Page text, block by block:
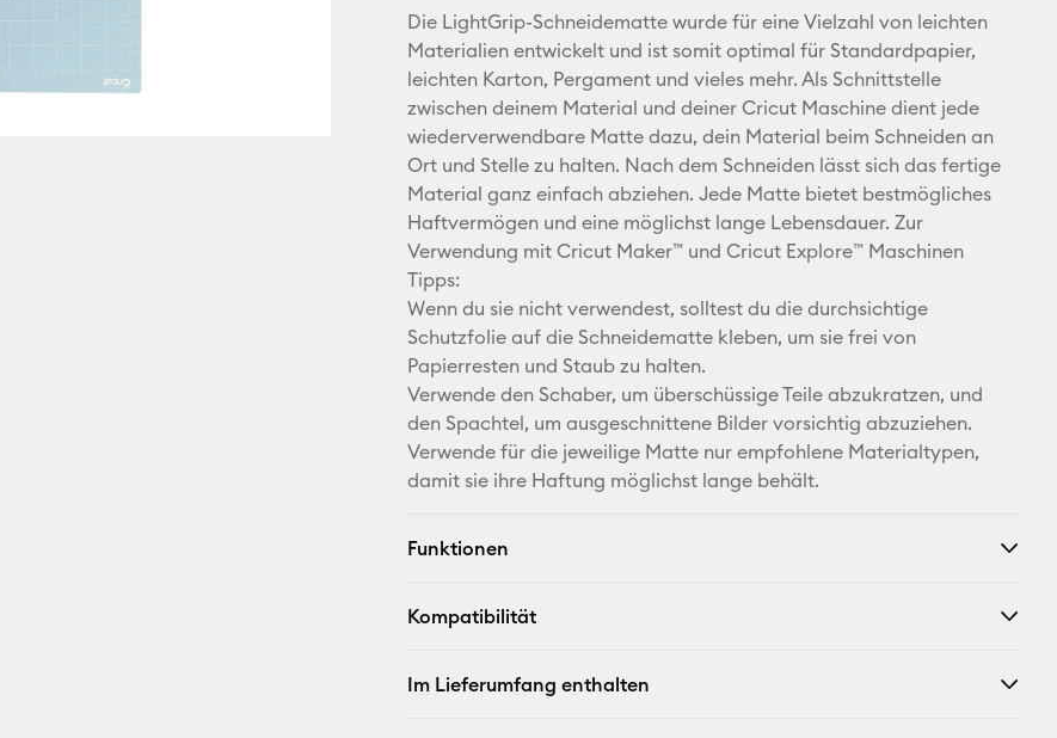
E-Mail-
Adresse
Pinterest
Facebook
X
Die LightGrip-Schneidematte wurde für eine Vielzahl von leichten
Materialien entwickelt und ist somit optimal für Standardpapier,
leichten Karton, Pergament und vieles mehr. Als Schnittstelle
zwischen deinem Material und deiner Cricut Maschine dient jede
wiederverwendbare Matte dazu, dein Material beim Schneiden an
Ort und Stelle zu halten. Nach dem Schneiden lässt sich das fertige
Material ganz einfach abziehen. Jede Matte bietet bestmögliches
Haftvermögen und eine möglichst lange Lebensdauer. Zur
Verwendung mit Cricut Maker™ und Cricut Explore™ Maschinen
Tipps:
Wenn du sie nicht verwendest, solltest du die durchsichtige
Schutzfolie auf die Schneidematte kleben, um sie frei von
Papierresten und Staub zu halten.
Verwende den Schaber, um überschüssige Teile abzukratzen, und
den Spachtel, um ausgeschnittene Bilder vorsichtig abzuziehen.
Verwende für die jeweilige Matte nur empfohlene Materialtypen,
damit sie ihre Haftung möglichst lange behält.
Funktionen
Kompatibilität
Im Lieferumfang enthalten